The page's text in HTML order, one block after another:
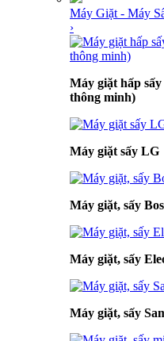
Máy Giặt - Máy
›
Máy giặt hấp
thông minh)
Máy giặt sấy LG
Máy giặt, sấy
Máy giặt, sấy
Máy giặt, sấy